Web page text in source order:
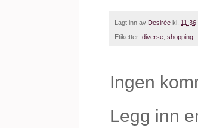
Lagt inn av Desirée kl. 11:36
Etiketter: diverse, shopping
Ingen
Legg inn